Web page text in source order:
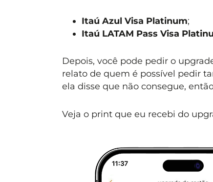
Itaú Azul Visa Platinum;
Itaú LATAM Pass Visa
Depois, você pode pedir o
relato de quem é possível pedir
ela disse que não consegue,
Veja o print que eu recebi do